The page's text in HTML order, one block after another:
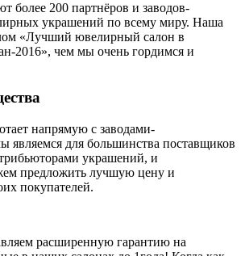
более 200 партнёров и заводов-
украшений по всему миру. Наша
«Лучший ювелирный салон в
2016», чем мы очень гордимся и
напрямую с заводами-
являемся для большинства поставщиков
украшений, и
предложить лучшую цену и
покупателей.
расширенную гарантию на